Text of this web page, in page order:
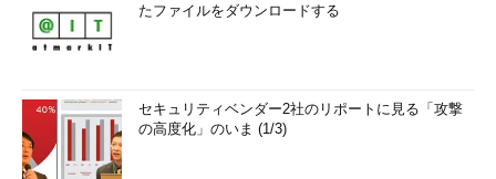
たファイルをダウンロードする
セキュリティベンダー2社のリポートに見る「攻撃
の高度化」のいま (1/3)